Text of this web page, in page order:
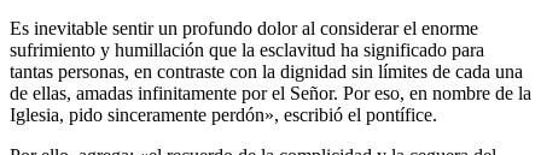
Es inevitable sentir un profundo dolor al considerar el enorme
sufrimiento y humillación que la esclavitud ha significado para
tantas personas, en contraste con la dignidad sin límites de cada una
de ellas, amadas infinitamente por el Señor. Por eso, en nombre de la
Iglesia, pido sinceramente perdón», escribió el pontífice.